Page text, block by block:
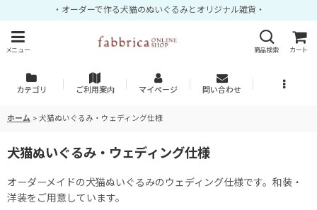
・オーダーで作る犬猫のぬいぐるみとオリジナル雑貨・
メニュー 商品検索 カート
カテゴリ ご利用案内 マイページ 問い合わせ
ホーム > 犬猫ぬいぐるみ・ウェディング仕様
犬猫ぬいぐるみ・ウェディング仕様
オーダーメイドの犬猫ぬいぐるみのウェディング仕様です。和装・
洋装をご用意しています。